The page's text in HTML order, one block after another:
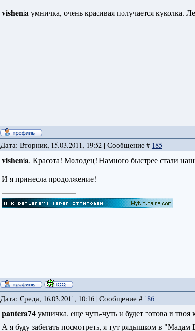
visheniaумничка, очень красивая получается куколка.
Дата: Вторник, 15.03.2011, 19:52 | Сообщение # 185
vishenia, Красота! Молодец! Намного быстрее стали
И я принесла продолжение!
Дата: Среда, 16.03.2011, 10:16 | Сообщение # 186
pantera74умничка, еще чуть-чуть и будет готова и твоя
А я буду забегать посмотреть, я тут рядышком в "Мадам